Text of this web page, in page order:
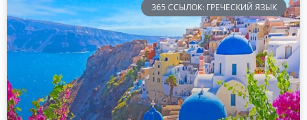
365 ССЫЛОК: ГРЕЧЕСКИЙ ЯЗЫК